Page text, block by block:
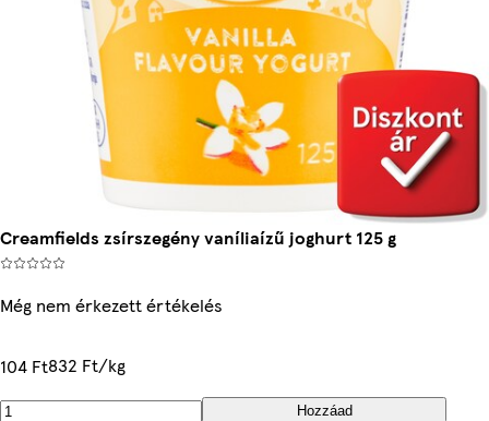
Creamfields zsírszegény vaníliaízű joghurt 125 g
Még nem érkezett értékelés
104 Ft832 Ft/kg
Hozzáad